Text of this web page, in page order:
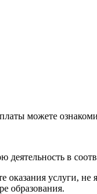
можете
в
оказания услуги,
образования.